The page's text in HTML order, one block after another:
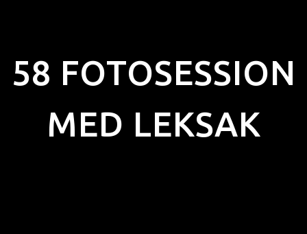
58 FOTOSESSION
MED LEKSAK